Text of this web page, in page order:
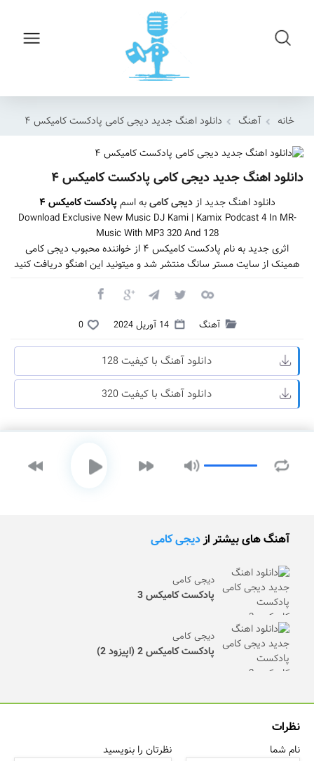
خانه آهنگ دانلود اهنگ جدید دیجی کامی پادکست کامیکس ۴
دانلود اهنگ جدید دیجی کامی پادکست کامیکس ۴
دانلود اهنگ جدید ازدیجی کامیبه اسم پادکست کامیکس ۴
Download Exclusive New Music DJ Kami | Kamix Podcast 4 In MR-
Music With MP3 320 And 128
اثری جدید به نام پادکست کامیکس ۴ از خواننده محبوب دیجی کامی
همینک از سایت مستر سانگ منتشر شد و میتونید این اهنگو دریافت کنید
آهنگ 14 آوریل 2024 0
دانلود آهنگ با کیفیت 128
دانلود آهنگ با کیفیت 320
آهنگ های بیشتر ازدیجی کامی
دیجی کامی
پادکست کامیکس 3
دیجی کامی
پادکست کامیکس 2 (اپیزود 2)
نظرات
نام شما نظرتان را بنویسید